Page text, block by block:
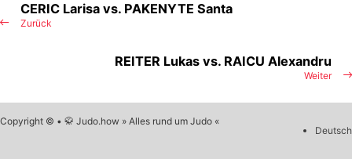
Zurück
CERIC Larisa vs. PAKENYTE Santa
Weiter
REITER Lukas vs. RAICU Alexandru
Copyright © • 🥋 Judo.how » Alles rund um Judo «
Deutsch